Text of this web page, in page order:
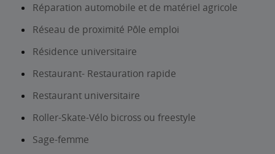
Réparation automobile et de matériel agricole
Réseau de proximité Pôle emploi
Résidence universitaire
Restaurant- Restauration rapide
Restaurant universitaire
Roller-Skate-Vélo bicross ou freestyle
Sage-femme